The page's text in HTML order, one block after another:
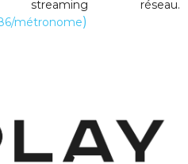
réseau.
métronome)